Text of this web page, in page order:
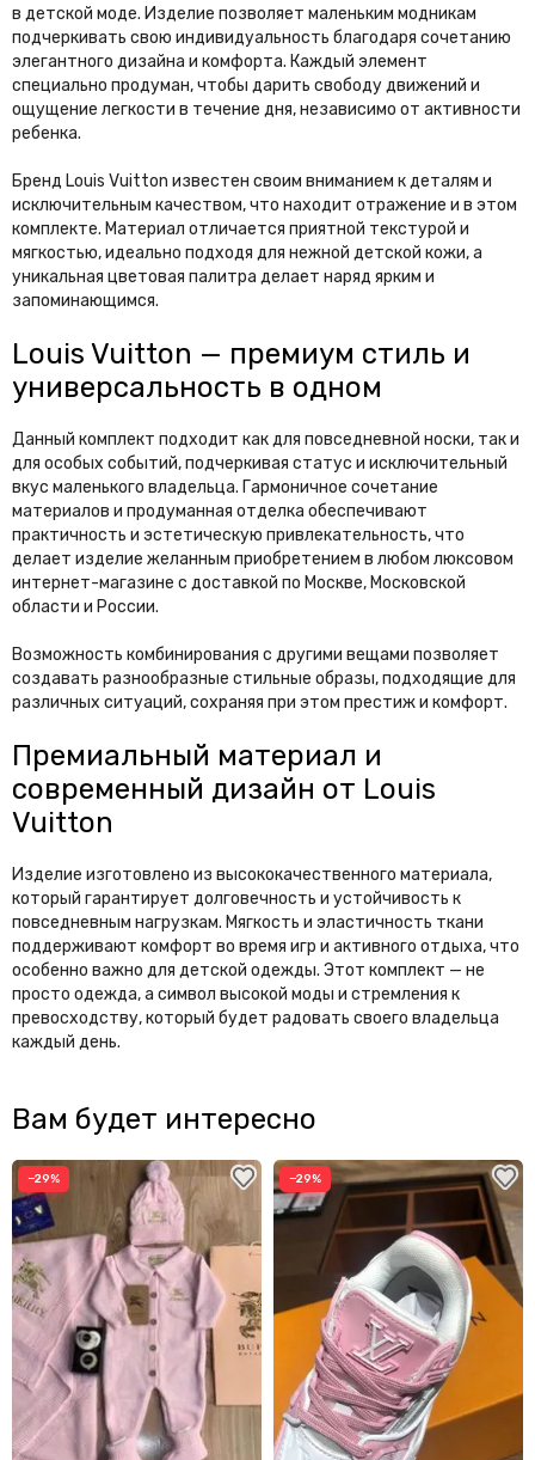
в детской моде. Изделие позволяет маленьким модникам
подчеркивать свою индивидуальность благодаря сочетанию
элегантного дизайна и комфорта. Каждый элемент
специально продуман, чтобы дарить свободу движений и
ощущение легкости в течение дня, независимо от активности
ребенка.
Бренд Louis Vuitton известен своим вниманием к деталям и
исключительным качеством, что находит отражение и в этом
комплекте. Материал отличается приятной текстурой и
мягкостью, идеально подходя для нежной детской кожи, а
уникальная цветовая палитра делает наряд ярким и
запоминающимся.
Louis Vuitton — премиум стиль и
универсальность в одном
Данный комплект подходит как для повседневной носки, так и
для особых событий, подчеркивая статус и исключительный
вкус маленького владельца. Гармоничное сочетание
материалов и продуманная отделка обеспечивают
практичность и эстетическую привлекательность, что
делает изделие желанным приобретением в любом люксовом
интернет-магазине с доставкой по Москве, Московской
области и России.
Возможность комбинирования с другими вещами позволяет
создавать разнообразные стильные образы, подходящие для
различных ситуаций, сохраняя при этом престиж и комфорт.
Премиальный материал и
современный дизайн от Louis
Vuitton
Изделие изготовлено из высококачественного материала,
который гарантирует долговечность и устойчивость к
повседневным нагрузкам. Мягкость и эластичность ткани
поддерживают комфорт во время игр и активного отдыха, что
особенно важно для детской одежды. Этот комплект — не
просто одежда, а символ высокой моды и стремления к
превосходству, который будет радовать своего владельца
каждый день.
Вам будет интересно
−29% −29%